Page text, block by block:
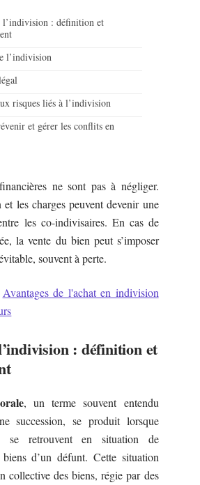
l’indivision : définition et
l’indivision
risques liés à l’indivision
et gérer les conflits en
ne sont pas à négliger.
et les charges peuvent devenir une
les co-indivisaires. En cas de
la vente du bien peut s’imposer
souvent à perte.
Avantages de l'achat en indivision
: définition et
, un terme souvent entendu
succession, se produit lorsque
se retrouvent en situation de
d’un défunt. Cette situation
collective des biens, régie par des